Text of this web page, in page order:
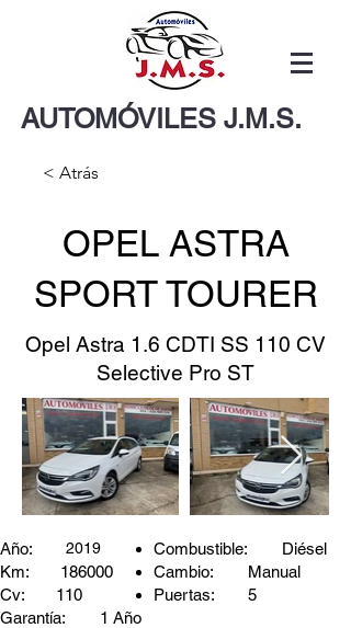
AUTOMÓVILES J.M.S.
< Atrás
OPEL ASTRA
SPORT TOURER
Opel Astra 1.6 CDTI SS 110 CV
Selective Pro ST
Año: 2019 Combustible:
Diésel
Km:
186000 Cambio:
Manual
110
Cv: 5
Puertas:
Garantía:
1 Año